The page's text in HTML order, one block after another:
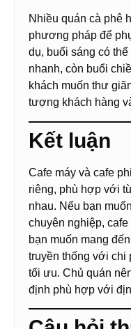
Nhiều quán cà phê
phương pháp để
dụ, buổi sáng có
nhanh, còn buổi
khách muốn thư
tượng khách hàng
Kết luận
Cafe máy và cafe
riêng, phù hợp với
nhau. Nếu bạn
chuyên nghiệp,
bạn muốn mang
truyền thống với chi
tối ưu. Chủ quán
định phù hợp với